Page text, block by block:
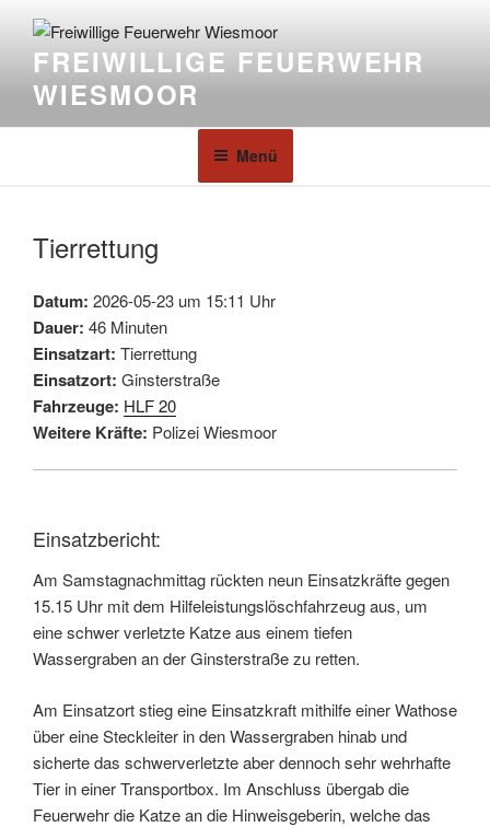
FREIWILLIGE FEUERWEHR
WIESMOOR
Menü
Tierrettung
Datum: 2026-05-23 um 15:11 Uhr
Dauer: 46 Minuten
Einsatzart: Tierrettung
Einsatzort: Ginsterstraße
Fahrzeuge: HLF 20
Weitere Kräfte: Polizei Wiesmoor
Einsatzbericht:
Am Samstagnachmittag rückten neun Einsatzkräfte gegen
15.15 Uhr mit dem Hilfeleistungslöschfahrzeug aus, um
eine schwer verletzte Katze aus einem tiefen
Wassergraben an der Ginsterstraße zu retten.
Am Einsatzort stieg eine Einsatzkraft mithilfe einer Wathose
über eine Steckleiter in den Wassergraben hinab und
sicherte das schwerverletzte aber dennoch sehr wehrhafte
Tier in einer Transportbox. Im Anschluss übergab die
Feuerwehr die Katze an die Hinweisgeberin, welche das